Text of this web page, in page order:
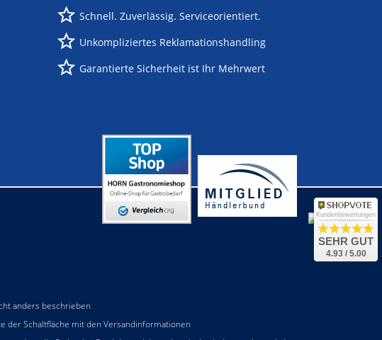
Schnell. Zuverlässig. Serviceorientiert.
Unkompliziertes Reklamationshandling
Garantierte Sicherheit ist Ihr Mehrwert
anders beschrieben
der Schaltfläche mit den Versandinformationen
Kundenbewertungen
SEHR GUT
4.93 / 5.00